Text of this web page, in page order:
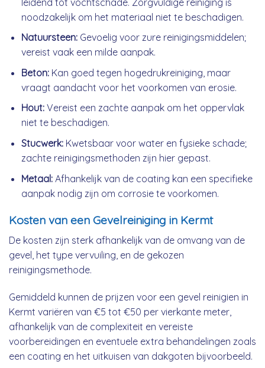
noodzakelijk om het materiaal niet te beschadigen.
Natuursteen:Gevoelig voor zure reinigingsmiddelen;
vereist vaak een milde aanpak.
Beton:Kan goed tegen hogedrukreiniging, maar
vraagt aandacht voor het voorkomen van erosie.
Hout:Vereist een zachte aanpak om het oppervlak
niet te beschadigen.
Stucwerk:Kwetsbaar voor water en fysieke schade;
zachte reinigingsmethoden zijn hier gepast.
Metaal:Afhankelijk van de coating kan een specifieke
aanpak nodig zijn om corrosie te voorkomen.
Kosten van een Gevelreiniging in Kermt
De kosten zijn sterk afhankelijk van de omvang van de
gevel, het type vervuiling, en de gekozen
reinigingsmethode.
Gemiddeld kunnen de prijzen voor een gevel reinigien in
Kermt variëren van €5 tot €50 per vierkante meter,
afhankelijk van de complexiteit en vereiste
voorbereidingen en eventuele extra behandelingen zoals
een coating en het uitkuisen van dakgoten bijvoorbeeld.